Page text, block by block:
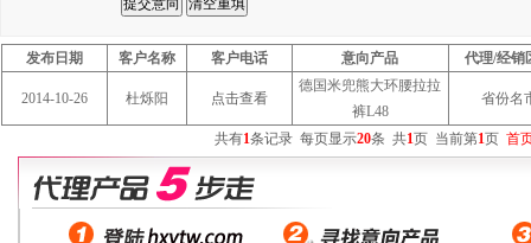
发布日期 客户名称 客户电话 意向产品 代理/经销
2014-10-26 杜烁阳 点击查看
德国米兜熊大环腰拉拉
裤L48
省份名
共有1条记录 每页显示20条 共1页 当前第1页 首